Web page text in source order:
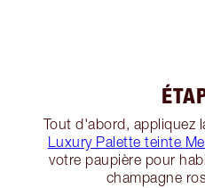
Tout d'abord, appliquez
Luxury Palette teinte
votre paupière pour
champagne